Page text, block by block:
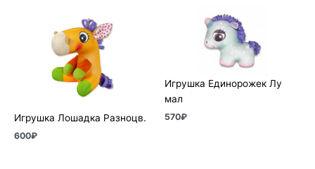
Игрушка Лошадка Разноцв.
600₽
Игрушка Единорожек Лу
мал
570₽